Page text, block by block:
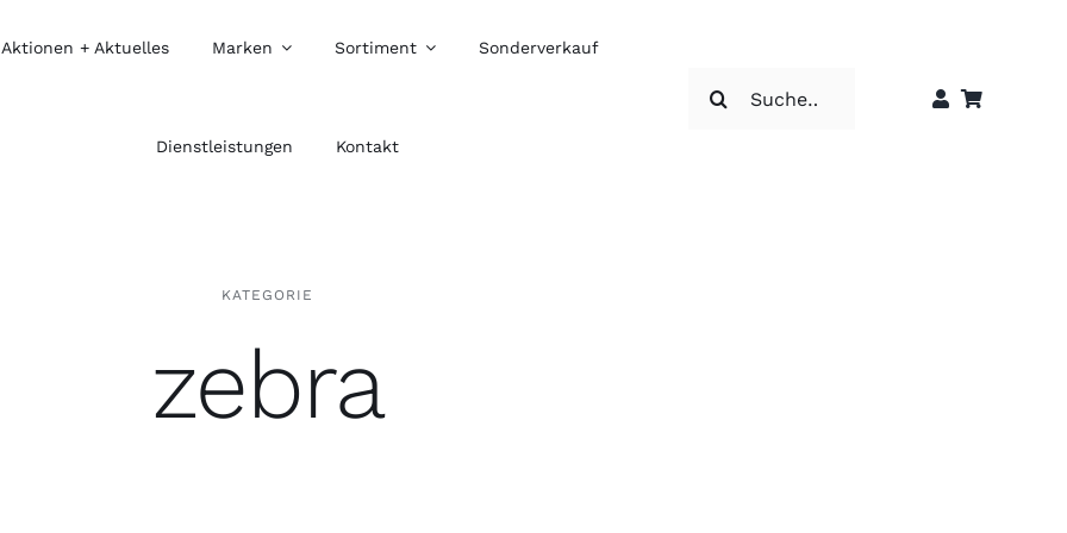
Aktionen + Aktuelles Marken Sortiment Sonderverkauf
Dienstleistungen Kontakt
nach:
KATEGORIE
zebra